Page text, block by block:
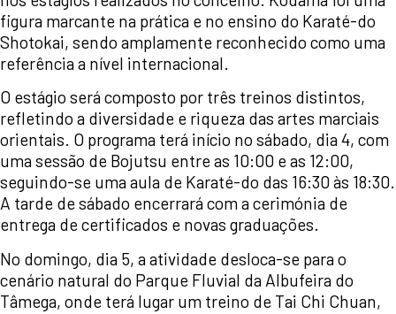
figura marcante na prática e no ensino do Karaté-do
Shotokai, sendo amplamente reconhecido como uma
referência a nível internacional.
O estágio será composto por três treinos distintos,
refletindo a diversidade e riqueza das artes marciais
orientais. O programa terá início no sábado, dia 4, com
uma sessão de Bojutsu entre as 10:00 e as 12:00,
seguindo-se uma aula de Karaté-do das 16:30 às 18:30.
A tarde de sábado encerrará com a cerimónia de
entrega de certificados e novas graduações.
No domingo, dia 5, a atividade desloca-se para o
cenário natural do Parque Fluvial da Albufeira do
Tâmega, onde terá lugar um treino de Tai Chi Chuan,